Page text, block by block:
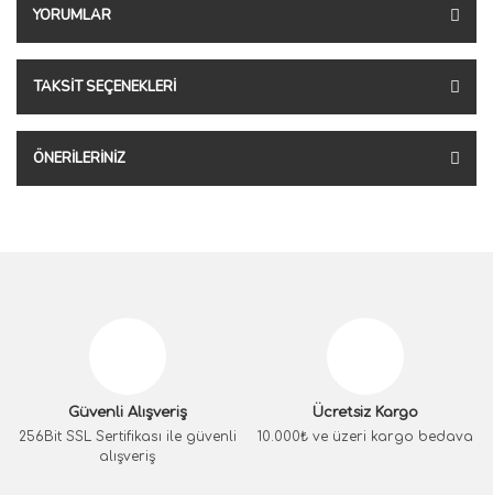
YORUMLAR
TAKSIT SEÇENEKLERI
ÖNERILERINIZ
Güvenli Alışveriş
256Bit SSL Sertifikası ile güvenli
alışveriş
Ücretsiz Kargo
10.000₺ ve üzeri kargo bedava